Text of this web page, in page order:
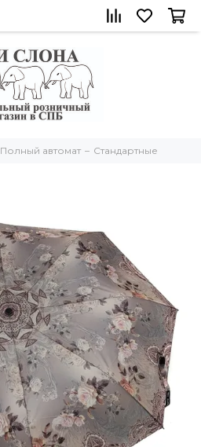
Полный автомат Стандартные